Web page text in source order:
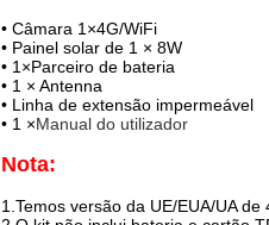
• Câmara 1×4G/WiFi
• Painel solar de 1 × 8W
• 1×Parceiro de bateria
• 1 × Antenna
• Linha de extensão impermeável
• 1 ×Manual do utilizador
Nota:
1.Temos versão da UE/EUA/UA de